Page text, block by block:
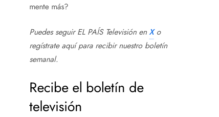
mente más?
Puedes seguir EL PAÍS Televisión enXo
regístrate aquí para recibirnuestro boletín
semanal.
Recibe el boletín de
televisión